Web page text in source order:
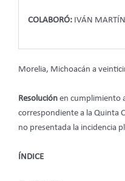
COLABORÓ: IVÁN
Morelia, Michoacán a
Resolución en cumplimiento
correspondiente a la Quinta
no presentada la incidencia
ÍNDICE